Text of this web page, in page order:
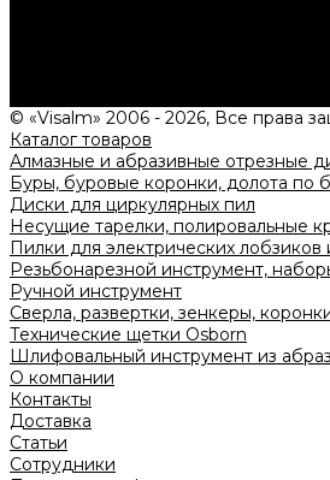
© «Visalm» 2006 - 2026, Все права
Каталог товаров
Алмазные и абразивные отрезные
Буры, буровые коронки, долота по
Диски для циркулярных пил
Несущие тарелки, полировальные
Пилки для электрических
Резьбонарезной инструмент,
Ручной инструмент
Сверла, развертки, зенкеры,
Технические щетки Osborn
Шлифовальный инструмент из
О компании
Контакты
Доставка
Статьи
Сотрудники